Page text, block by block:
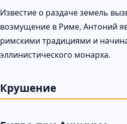
Известие о раздаче земель
возмущение в Риме, Антоний
римскими традициями и
эллинистического монарха.
Крушение